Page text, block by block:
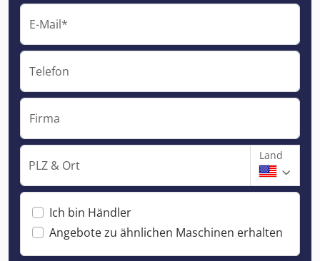
E-Mail*
Telefon
Firma
PLZ & Ort
Land
Ich bin Händler
Angebote zu ähnlichen Maschinen erhalten